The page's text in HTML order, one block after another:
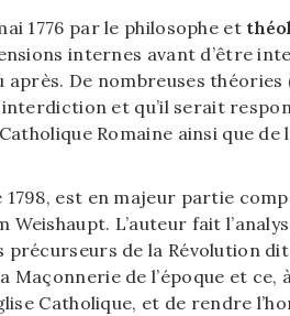
1776 par le philosophe et
internes avant d’être
De nombreuses
et qu’il serait
Romaine ainsi que
1798, est en majeur partie
Weishaupt. L’auteur fait
précurseurs de la Révolution
Maçonnerie de l’époque et
Catholique, et de rendre